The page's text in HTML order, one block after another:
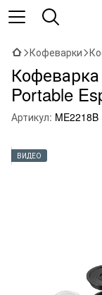
Кофеварки
Portable
Артикул: ME2218B
ВИДЕО